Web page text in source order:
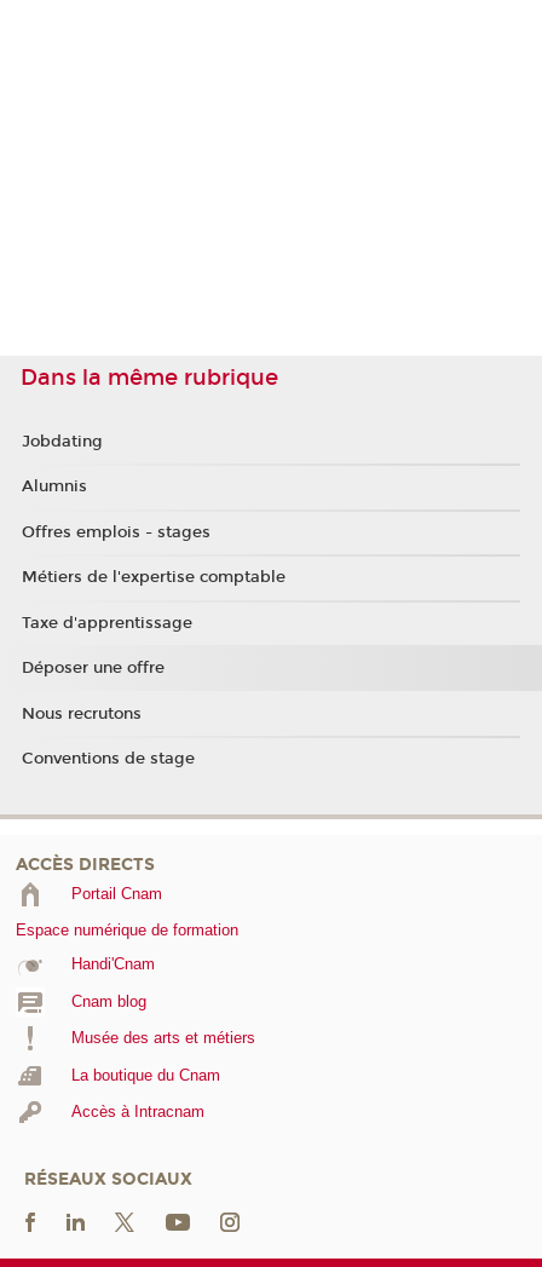
Dans la même rubrique
Jobdating
Alumnis
Offres emplois - stages
Métiers de l'expertise comptable
Taxe d'apprentissage
Déposer une offre
Nous recrutons
Conventions de stage
ACCÈS DIRECTS
Portail Cnam
Espace numérique de formation
Handi'Cnam
Cnam blog
Musée des arts et métiers
La boutique du Cnam
Accès à Intracnam
RÉSEAUX SOCIAUX